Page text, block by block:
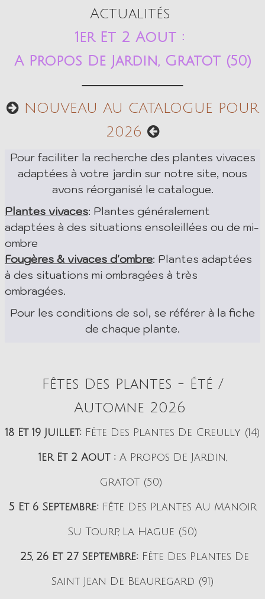
Actualités
1er Et 2 Aout :
A Propos De Jardin, Gratot (50)
NOUVEAU AU CATALOGUE POUR
2026
Pour faciliter la recherche des plantes vivaces
adaptées à votre jardin sur notre site, nous
avons réorganisé le catalogue.
Plantes vivaces: Plantes généralement
adaptées à des situations ensoleillées ou de mi-
ombre
Fougères & vivaces d'ombre: Plantes adaptées
à des situations mi ombragées à très
ombragées.
Pour les conditions de sol, se référer à la fiche
de chaque plante.
Fêtes Des Plantes - Été /
Automne 2026
18 Et 19 Juillet: Fête Des Plantes De Creully (14)
1er Et 2 Aout : A Propos De Jardin,
Gratot (50)
5 Et 6 Septembre: Fête Des Plantes Au Manoir
Su Tourp, La Hague (50)
25, 26 Et 27 Septembre: Fête Des Plantes De
Saint Jean De Beauregard (91)